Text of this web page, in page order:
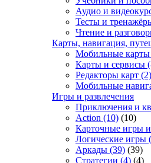
Аудио и
Тесты и
Чтение и
Карты, навигация,
Мобильные карты
Карты и сервисы
Редакторы карт (2)
Мобильные
Игры и развлечения
Приключения и
Action (10) (10)
Карточные игры
Логические игры
Аркады (39) (39)
Стратегии (4) (4)